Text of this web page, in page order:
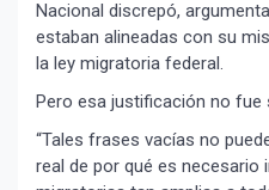
Nacional discrepó,
estaban alineadas con su
la ley migratoria federal.
Pero esa justificación no fue
“Tales frases vacías no
real de por qué es necesario